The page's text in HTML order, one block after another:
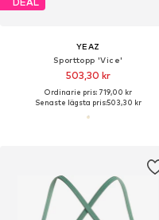
YEAZ
Sporttopp 'Vice'
503,30 kr
Ordinarie pris: 719,00 kr
Senaste lägsta pris:503,30 kr